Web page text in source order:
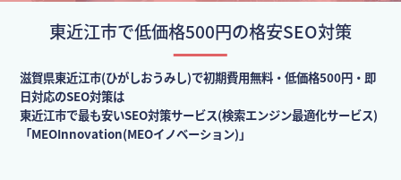
東近江市で低価格500円の格安SEO対策
滋賀県東近江市(ひがしおうみし)で初期費用無料・低価格500円・即
日対応のSEO対策は
東近江市で最も安いSEO対策サービス(検索エンジン最適化サービス)
「MEOInnovation(MEOイノベーション)」